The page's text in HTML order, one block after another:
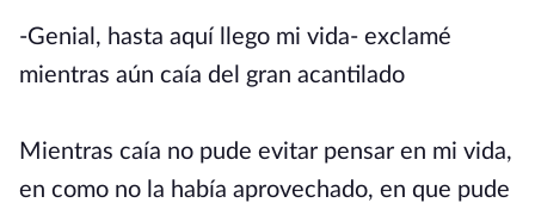
-Genial, hasta aquí llego mi vida- exclamé
mientras aún caía del gran acantilado
Mientras caía no pude evitar pensar en mi vida,
en como no la había aprovechado, en que pude